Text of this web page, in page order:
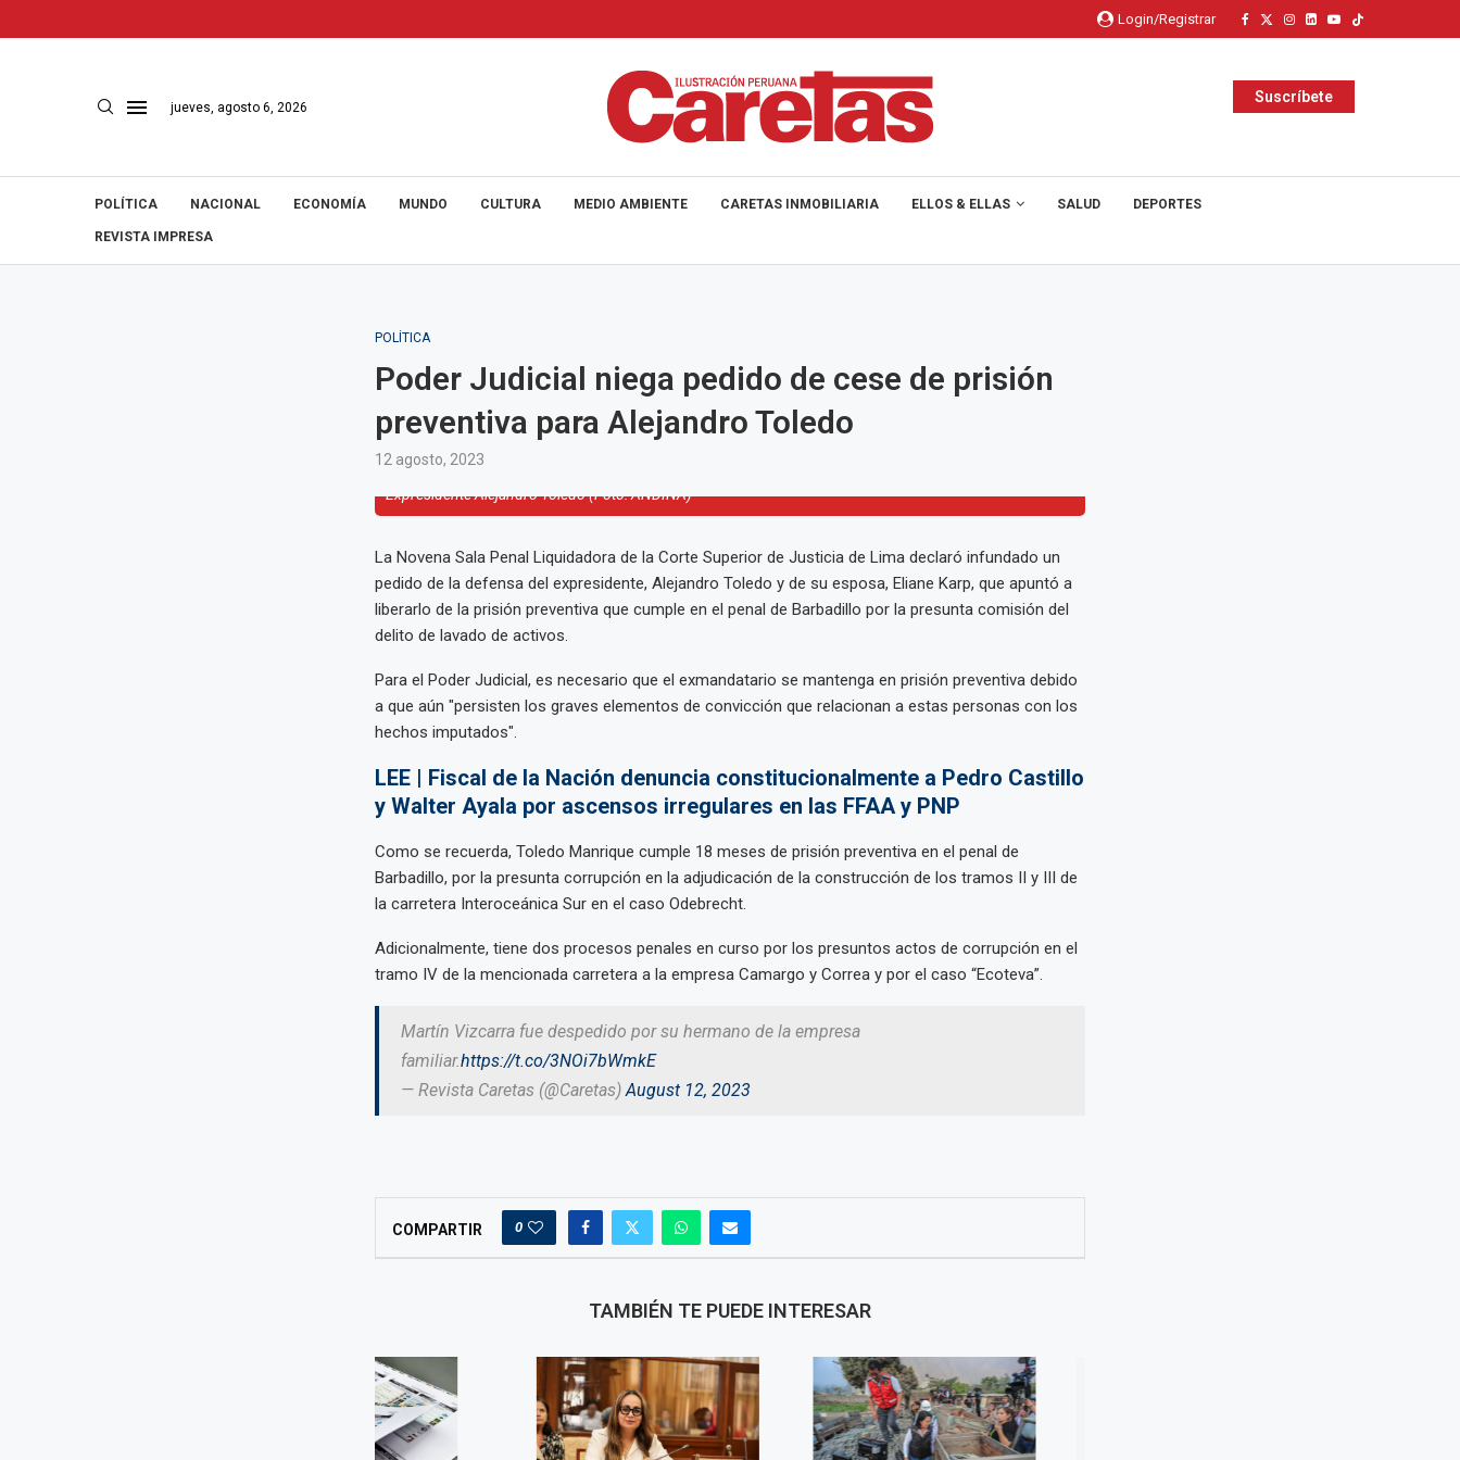
Login/Registrar
jueves, agosto 6, 2026
Suscríbete
POLÍTICA NACIONAL ECONOMÍA MUNDO CULTURA MEDIO AMBIENTE CARETAS INMOBILIARIA ELLOS & ELLAS SALUD DEPORTES
REVISTA IMPRESA
POLÍTICA
Poder Judicial niega pedido de cese de prisión
preventiva para Alejandro Toledo
12 agosto, 2023
Expresidente Alejandro Toledo (Foto: ANDINA)
La Novena Sala Penal Liquidadora de la Corte Superior de Justicia de Lima declaró infundado un
pedido de la defensa del expresidente, Alejandro Toledo y de su esposa, Eliane Karp, que apuntó a
liberarlo de la prisión preventiva que cumple en el penal de Barbadillo por la presunta comisión del
delito de lavado de activos.
Para el Poder Judicial, es necesario que el exmandatario se mantenga en prisión preventiva debido
a que aún "persisten los graves elementos de convicción que relacionan a estas personas con los
hechos imputados".
LEE | Fiscal de la Nación denuncia constitucionalmente a Pedro Castillo
y Walter Ayala por ascensos irregulares en las FFAA y PNP
Como se recuerda, Toledo Manrique cumple 18 meses de prisión preventiva en el penal de
Barbadillo, por la presunta corrupción en la adjudicación de la construcción de los tramos II y III de
la carretera Interoceánica Sur en el caso Odebrecht.
Adicionalmente, tiene dos procesos penales en curso por los presuntos actos de corrupción en el
tramo IV de la mencionada carretera a la empresa Camargo y Correa y por el caso “Ecoteva”.
Martín Vizcarra fue despedido por su hermano de la empresa
familiar.https://t.co/3NOi7bWmkE
— Revista Caretas (@Caretas)August 12, 2023
COMPARTIR 0
TAMBIÉN TE PUEDE INTERESAR